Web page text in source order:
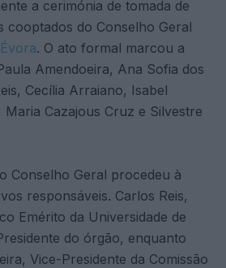
a cerimónia de tomada de
cooptados do Conselho Geral
. O ato formal marcou a
Amendoeira, Ana Sofia dos
Cecília Arraiano, Isabel
Maria Cazajous Cruz e Silvestre
Conselho Geral procedeu à
responsáveis. Carlos Reis,
Emérito da Universidade de
do órgão, enquanto
Vice-Presidente da Comissão